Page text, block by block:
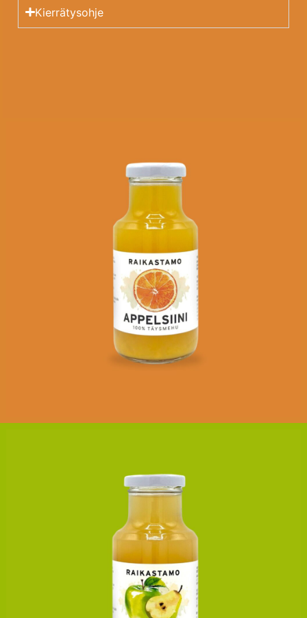
Kierrätysohje